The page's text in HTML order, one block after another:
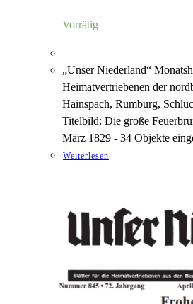
Vorrätig
„Unser Niederland“
Heimatvertriebenen der
Hainspach, Rumburg,
Titelbild: Die große
März 1829 - 34 Objekte
Weiterlesen